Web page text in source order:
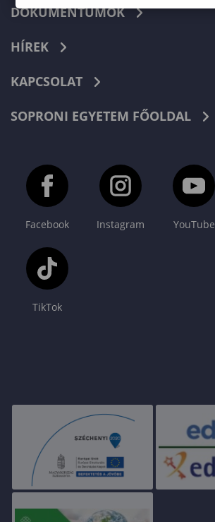
DOKUMENTUMOK
HÍREK
KAPCSOLAT
SOPRONI EGYETEM FŐOLDAL
Facebook Instagram YouTube
TikTok